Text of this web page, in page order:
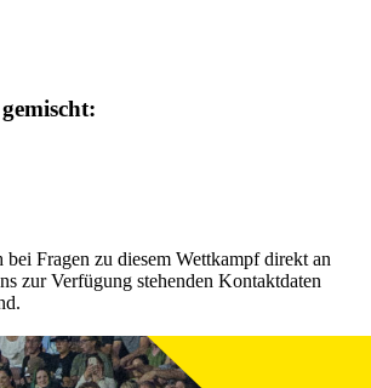
Fragen zu diesem Wettkampf direkt an
zur Verfügung stehenden Kontaktdaten